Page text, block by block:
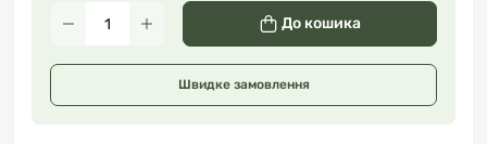
До кошика
Швидке замовлення